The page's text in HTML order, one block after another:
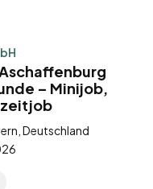
– Minijob,
Deutschland